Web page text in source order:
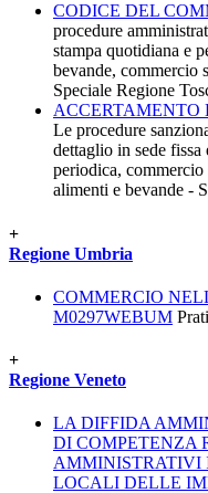
CODICE DEL
procedure
stampa quotidiana e
bevande, commercio
Speciale Regione
ACCERTAMENTO
Le procedure
dettaglio in sede
periodica,
alimenti e bevande -
+
Regione Umbria
COMMERCIO
M0297WEBUM
+
Regione Veneto
LA DIFFIDA
DI COMPETENZA
AMMINISTRATIVI
LOCALI DELLE